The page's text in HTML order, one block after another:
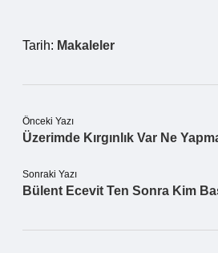
Tarih: Makaleler
Önceki Yazı
Üzerimde Kırgınlık Var Ne
Sonraki Yazı
Bülent Ecevit Ten Sonra Kim